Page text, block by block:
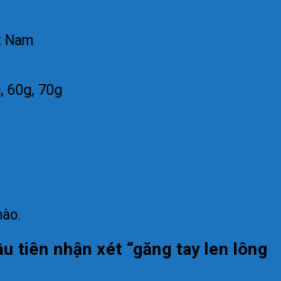
Nam
60g, 70g
tiên nhận xét “găng tay len lông